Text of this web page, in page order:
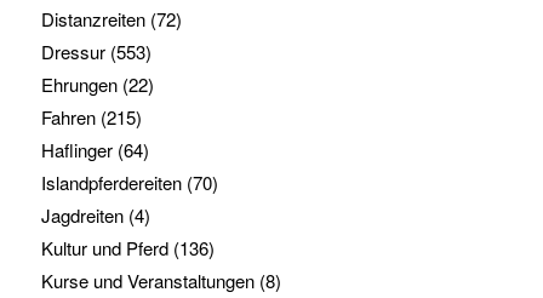
Distanzreiten(72)
Dressur(553)
Ehrungen(22)
Fahren(215)
Haflinger(64)
Islandpferdereiten(70)
Jagdreiten(4)
Kultur und Pferd(136)
Kurse und Veranstaltungen(8)